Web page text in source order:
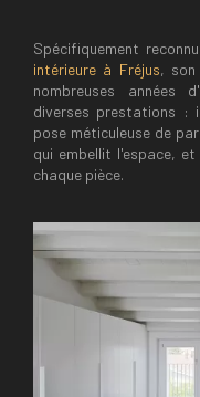
Spécifiquement
intérieure à Fréjus,
nombreuses années
diverses prestations :
pose méticuleuse de
qui embellit l'espace,
chaque pièce.